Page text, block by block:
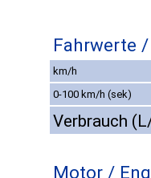
Fahrwerte
km/h
0-100 km/h (sek)
Verbrauch
Motor /